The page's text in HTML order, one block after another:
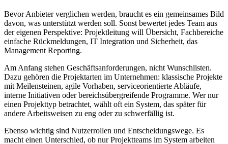
Bevor Anbieter verglichen werden, braucht es ein gemeinsames Bild
davon, was unterstützt werden soll. Sonst bewertet jedes Team aus
der eigenen Perspektive: Projektleitung will Übersicht, Fachbereiche
einfache Rückmeldungen, IT Integration und Sicherheit, das
Management Reporting.
Am Anfang stehen Geschäftsanforderungen, nicht Wunschlisten.
Dazu gehören die Projektarten im Unternehmen: klassische Projekte
mit Meilensteinen, agile Vorhaben, serviceorientierte Abläufe,
interne Initiativen oder bereichsübergreifende Programme. Wer nur
einen Projekttyp betrachtet, wählt oft ein System, das später für
andere Arbeitsweisen zu eng oder zu schwerfällig ist.
Ebenso wichtig sind Nutzerrollen und Entscheidungswege. Es
macht einen Unterschied, ob nur Projektteams im System arbeiten